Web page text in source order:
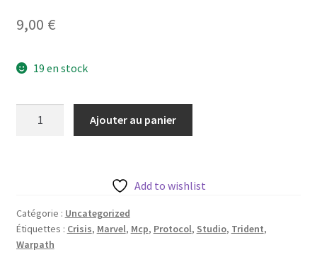
9,00 €
19 en stock
avec
sa
base
Ajouter au panier
Add to wishlist
Catégorie : Uncategorized
Étiquettes : Crisis, Marvel, Mcp, Protocol, Studio, Trident,
Warpath